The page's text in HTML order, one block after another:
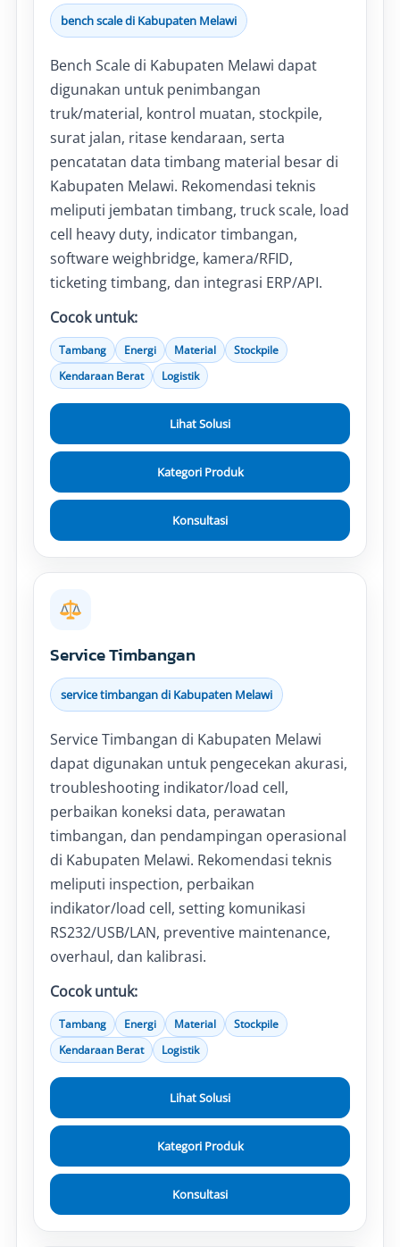
bench scale di Kabupaten Melawi
Bench Scale di Kabupaten Melawi dapat
digunakan untuk penimbangan
truk/material, kontrol muatan, stockpile,
surat jalan, ritase kendaraan, serta
pencatatan data timbang material besar di
Kabupaten Melawi. Rekomendasi teknis
meliputi jembatan timbang, truck scale, load
cell heavy duty, indicator timbangan,
software weighbridge, kamera/RFID,
ticketing timbang, dan integrasi ERP/API.
Cocok untuk:
Tambang Energi Material
Stockpile
Kendaraan Berat
Logistik
Lihat Solusi
Kategori Produk
Konsultasi
Service Timbangan
service timbangan di Kabupaten Melawi
Service Timbangan di Kabupaten Melawi
dapat digunakan untuk pengecekan akurasi,
troubleshooting indikator/load cell,
perbaikan koneksi data, perawatan
timbangan, dan pendampingan operasional
di Kabupaten Melawi. Rekomendasi teknis
meliputi inspection, perbaikan
indikator/load cell, setting komunikasi
RS232/USB/LAN, preventive maintenance,
overhaul, dan kalibrasi.
Cocok untuk:
Tambang Energi Material
Stockpile
Kendaraan Berat
Logistik
Lihat Solusi
Kategori Produk
Konsultasi